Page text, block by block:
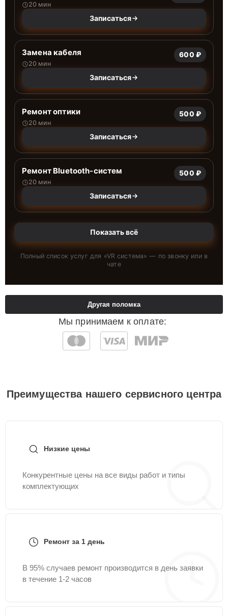
20 мин
Записаться
Замена кабеля
20 мин
600 ₽
Записаться
Ремонт оптики
20 мин
500 ₽
Записаться
Ремонт Bluetooth-систем
20 мин
500 ₽
Записаться
Показать всё
Полный список услуг для «VR система» — по звонку или в
чате
Мы принимаем к оплате:
Другая поломка
Преимущества нашего сервисного центра
Низкие цены
Конкурентные цены на все виды работ и типы
комплектующих
Ремонт за 1 день
В 95% случаев ремонт производится в день заявки
в течение 1-2 часов